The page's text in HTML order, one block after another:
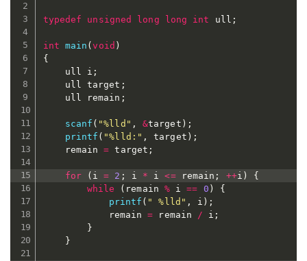
typedef unsigned long long int ull ;
int main (void )
{
	ull i
;
	ull target
;
	ull remain
;
scanf ( "%lld" , &target ) ;
printf ( "%lld:" , target ) ;
	remain
= target ;
for ( i = 2 ; i * i <= remain ; ++i )
{
while
( remain % i == 0 )
{
printf ( " %lld" , i ) ;
			remain
= remain / i ;
}
}